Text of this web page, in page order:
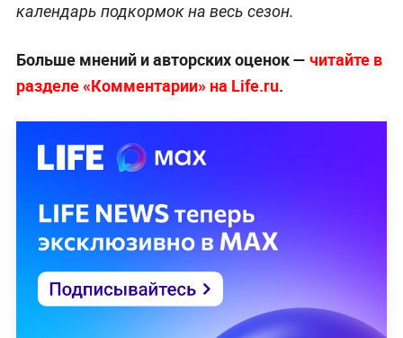
календарь подкормок на весь сезон.
Больше мнений и авторских оценок — читайте в
разделе «Комментарии» на Life.ru.